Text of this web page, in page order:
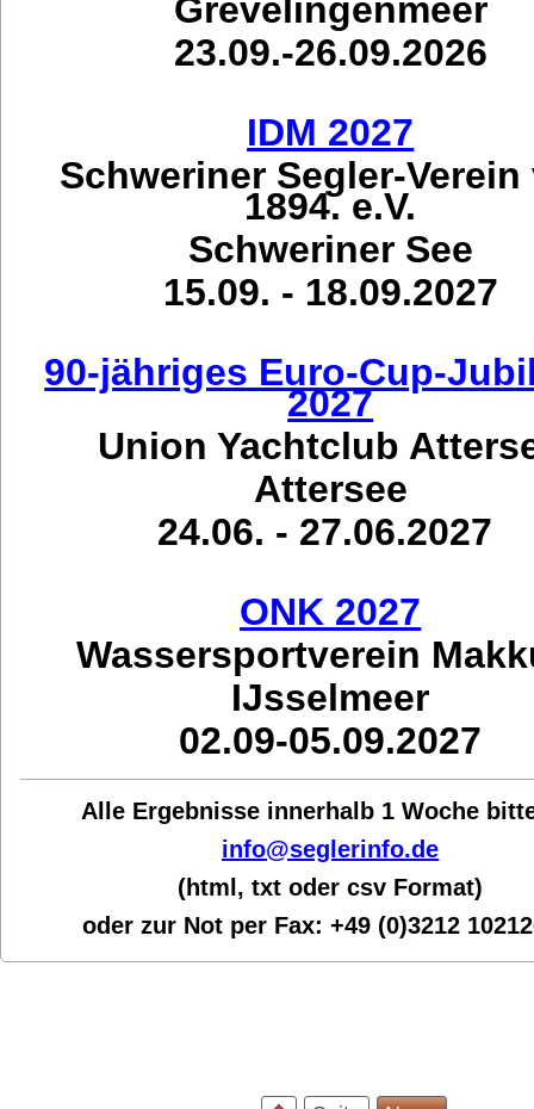
Grevelingenmeer
23.09.-26.09.2026
IDM 2027
Schweriner Segler-Verein
1894. e.V.
Schweriner See
15.09. - 18.09.2027
90-jähriges Euro-Cup-
2027
Union Yachtclub
Attersee
24.06. - 27.06.2027
ONK 2027
Wassersportverein
IJsselmeer
02.09-05.09.2027
Alle Ergebnisse innerhalb 1 Woche bit
info@seglerinfo.de
(html, txt oder csv Format)
oder zur Not per Fax:+49 (0)3212